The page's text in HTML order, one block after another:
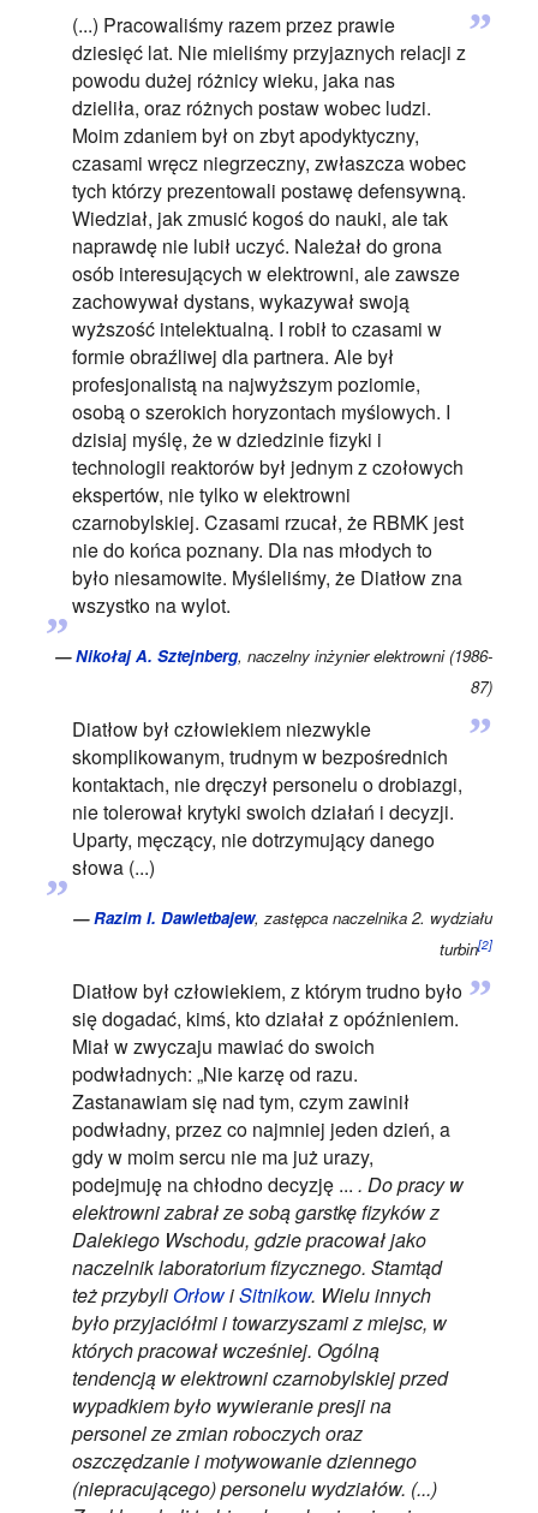
„
(...) Pracowaliśmy razem przez prawie
dziesięć lat. Nie mieliśmy przyjaznych relacji z
powodu dużej różnicy wieku, jaka nas
dzieliła, oraz różnych postaw wobec ludzi.
Moim zdaniem był on zbyt apodyktyczny,
czasami wręcz niegrzeczny, zwłaszcza wobec
tych którzy prezentowali postawę defensywną.
Wiedział, jak zmusić kogoś do nauki, ale tak
naprawdę nie lubił uczyć. Należał do grona
osób interesujących w elektrowni, ale zawsze
zachowywał dystans, wykazywał swoją
wyższość intelektualną. I robił to czasami w
formie obraźliwej dla partnera. Ale był
profesjonalistą na najwyższym poziomie,
osobą o szerokich horyzontach myślowych. I
dzisiaj myślę, że w dziedzinie fizyki i
technologii reaktorów był jednym z czołowych
ekspertów, nie tylko w elektrowni
czarnobylskiej. Czasami rzucał, że RBMK jest
nie do końca poznany. Dla nas młodych to
było niesamowite. Myśleliśmy, że Diatłow zna
wszystko na wylot.
”
—Nikołaj A. Sztejnberg, naczelny inżynier elektrowni (1986-
87)
„
Diatłow był człowiekiem niezwykle
skomplikowanym, trudnym w bezpośrednich
kontaktach, nie dręczył personelu o drobiazgi,
nie tolerował krytyki swoich działań i decyzji.
Uparty, męczący, nie dotrzymujący danego
słowa (...)
”
—Razim I. Dawletbajew, zastępca naczelnika 2. wydziału
turbin[2]
Diatłow był człowiekiem, z którym trudno było
się dogadać, kimś, kto działał z opóźnieniem.
Miał w zwyczaju mawiać do swoich
podwładnych: „Nie karzę od razu.
Zastanawiam się nad tym, czym zawinił
podwładny, przez co najmniej jeden dzień, a
gdy w moim sercu nie ma już urazy,
podejmuję na chłodno decyzję ... . Do pracy w
elektrowni zabrał ze sobą garstkę fizyków z
Dalekiego Wschodu, gdzie pracował jako
naczelnik laboratorium fizycznego. Stamtąd
też przybyliOrłowiSitnikow. Wielu innych
było przyjaciółmi i towarzyszami z miejsc, w
których pracował wcześniej. Ogólną
tendencją w elektrowni czarnobylskiej przed
wypadkiem było wywieranie presji na
personel ze zmian roboczych oraz
oszczędzanie i motywowanie dziennego
(niepracującego) personelu wydziałów. (...)
”